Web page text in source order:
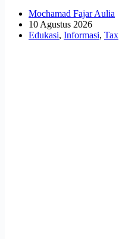
Mochamad Fajar Aulia
10 Agustus 2026
Edukasi, Informasi, Tax